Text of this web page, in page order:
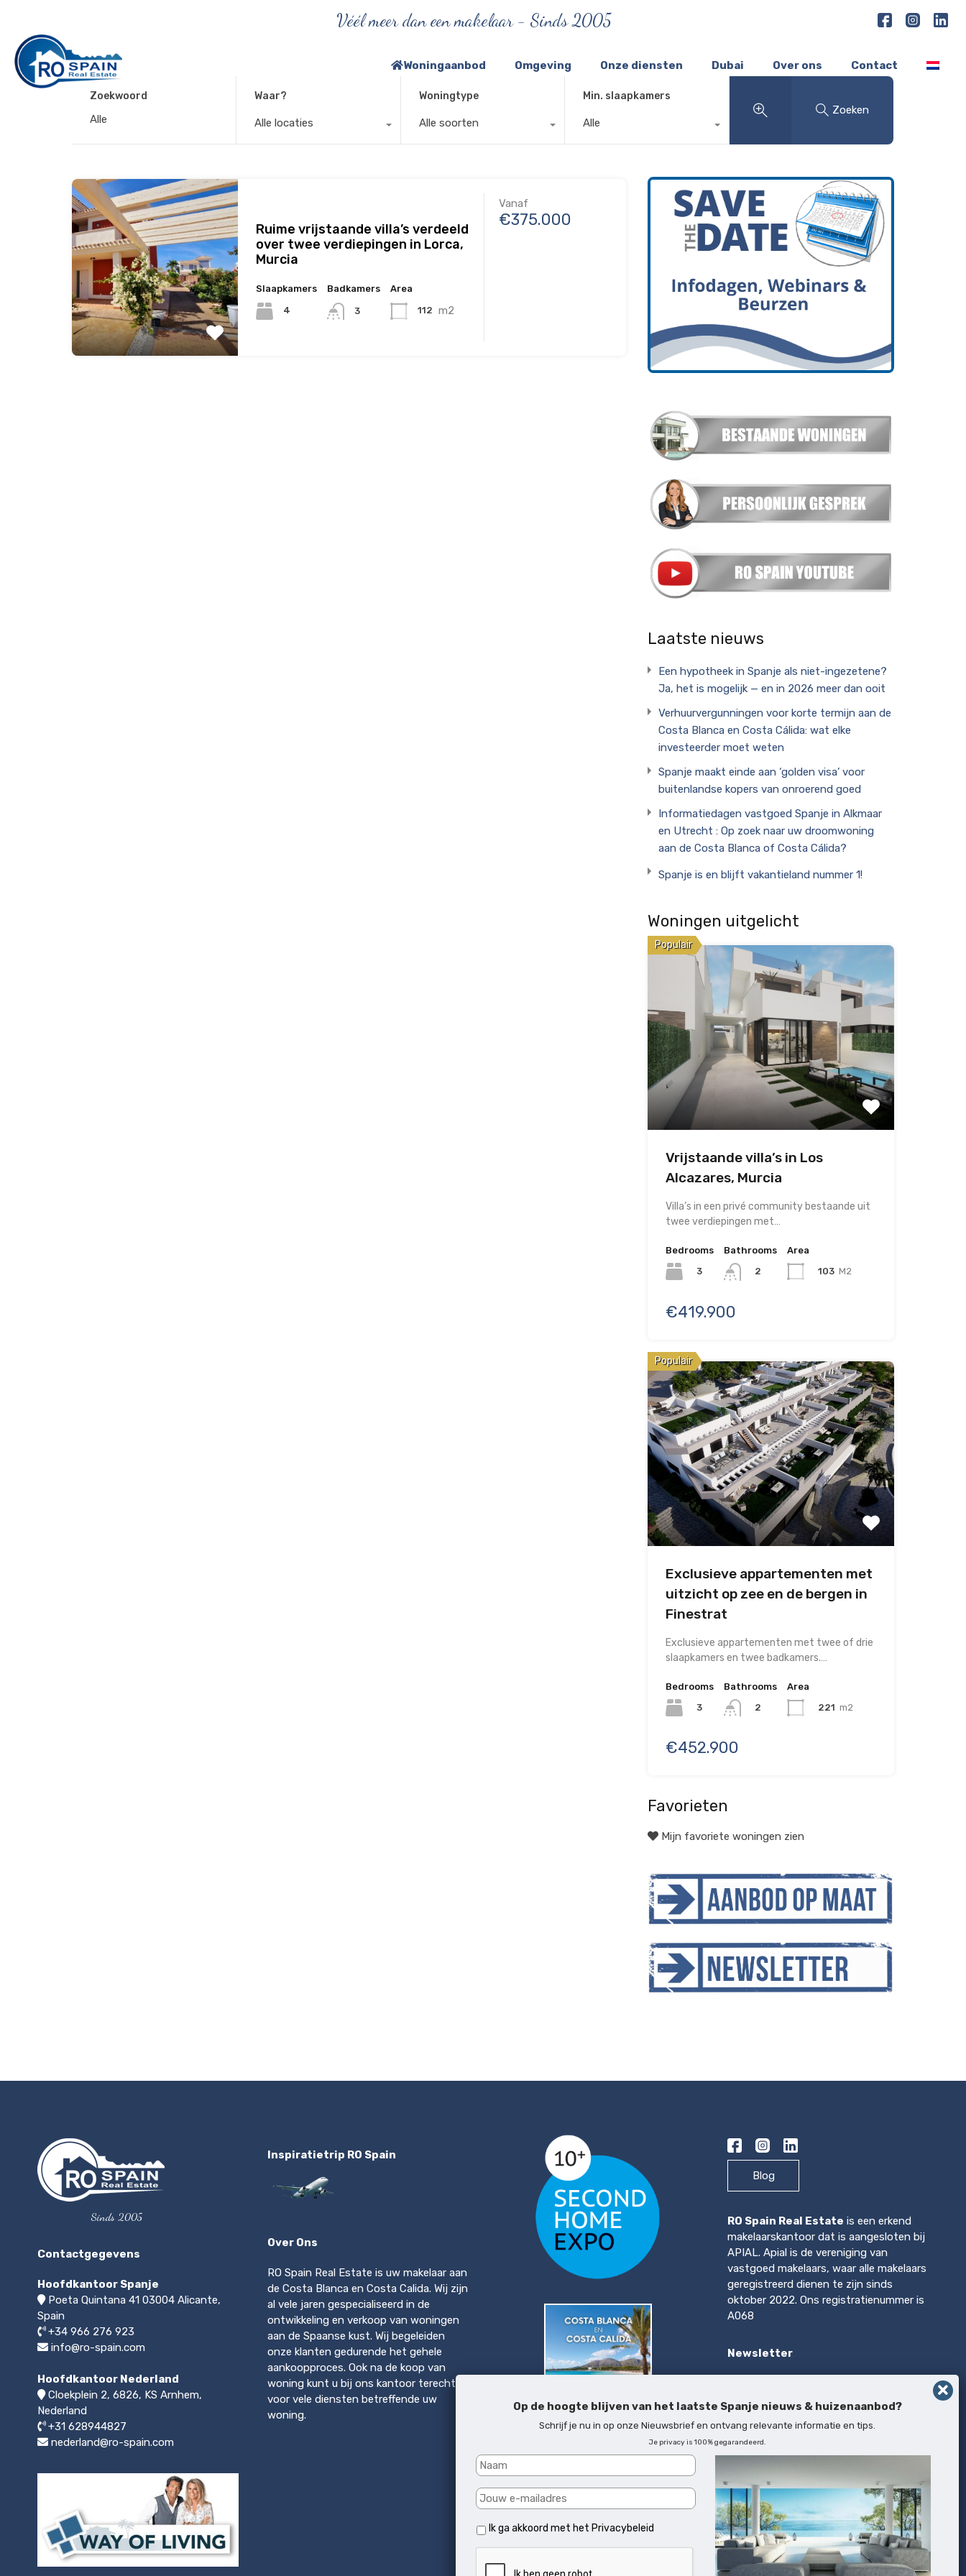
Véél meer dan een makelaar - Sinds 2005
Woningaanbod Omgeving Onze diensten Dubai Over ons Contact
Zoekwoord Waar?
Alle locaties
Woningtype
Alle soorten
Min. slaapkamers
Alle
Zoeken
Ruime vrijstaande villa’s verdeeld
over twee verdiepingen in Lorca,
Murcia
Slaapkamers
4
Badkamers
3
Area
112 m2
Vanaf
€375.000
Laatste nieuws
Een hypotheek in Spanje als niet-ingezetene?
Ja, het is mogelijk — en in 2026 meer dan ooit
Verhuurvergunningen voor korte termijn aan de
Costa Blanca en Costa Cálida: wat elke
investeerder moet weten
Spanje maakt einde aan ‘golden visa’ voor
buitenlandse kopers van onroerend goed
Informatiedagen vastgoed Spanje in Alkmaar
en Utrecht : Op zoek naar uw droomwoning
aan de Costa Blanca of Costa Cálida?
Spanje is en blijft vakantieland nummer 1!
Woningen uitgelicht
Populair
Vrijstaande villa’s in Los
Alcazares, Murcia
Villa’s in een privé community bestaande uit
twee verdiepingen met…
Bedrooms
3
Bathrooms
2
Area
103 M2
€419.900
Populair
Exclusieve appartementen met
uitzicht op zee en de bergen in
Finestrat
Exclusieve appartementen met twee of drie
slaapkamers en twee badkamers.…
Bedrooms
3
Bathrooms
2
Area
221 m2
€452.900
Favorieten
Mijn favoriete woningen zien
Sinds 2005
Contactgegevens
Hoofdkantoor Spanje
Poeta Quintana 41 03004 Alicante,
Spain
+34 966 276 923
info@ro-spain.com
Hoofdkantoor Nederland
Cloekplein 2, 6826, KS Arnhem,
Nederland
+31 628944827
nederland@ro-spain.com
Inspiratietrip RO Spain
Over Ons
RO Spain Real Estate is uw makelaar aan
de Costa Blanca en Costa Calida. Wij zijn
al vele jaren gespecialiseerd in de
ontwikkeling en verkoop van woningen
aan de Spaanse kust. Wij begeleiden
onze klanten gedurende het gehele
aankoopproces. Ook na de koop van
woning kunt u bij ons kantoor terecht
voor vele diensten betreffende uw
woning.
Download brochure
Blog
RO Spain Real Estate is een erkend
makelaarskantoor dat is aangesloten bij
APIAL. Apial is de vereniging van
vastgoed makelaars, waar alle makelaars
geregistreerd dienen te zijn sinds
oktober 2022. Ons registratienummer is
A068
Newsletter
Inschrijven
Op de hoogte blijven van het laatste Spanje nieuws & huizenaanbod?
Schrijf je nu in op onze Nieuwsbrief en ontvang relevante informatie en tips.
Je privacy is 100% gegarandeerd.
Ik ga akkoord met het Privacybeleid